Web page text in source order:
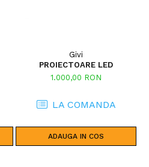
Givi
PROIECTOARE LED
1.000,00 RON
LA COMANDA
ADAUGA IN COS